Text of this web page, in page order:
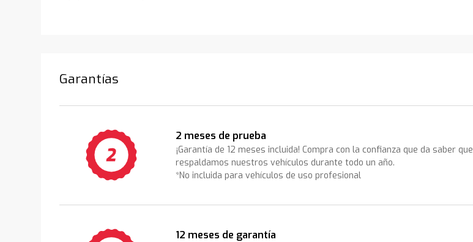
Garantías
2 meses de prueba
¡Garantía de 12 meses incluida! Compra con la confianza que da saber que
respaldamos nuestros vehículos durante todo un año.
*No incluida para vehículos de uso profesional
12 meses de garantía